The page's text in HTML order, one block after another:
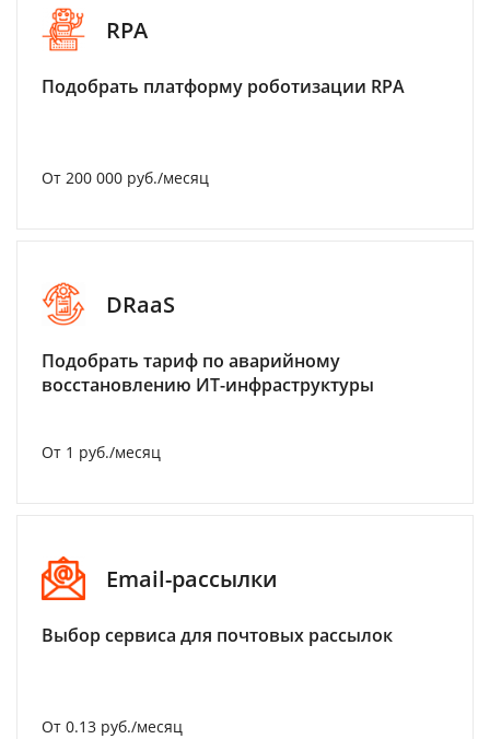
RPA
Подобрать платформу роботизации RPA
От 200 000 руб./месяц
DRaaS
Подобрать тариф по аварийному
восстановлению ИТ-инфраструктуры
От 1 руб./месяц
Email-рассылки
Выбор сервиса для почтовых рассылок
От 0.13 руб./месяц